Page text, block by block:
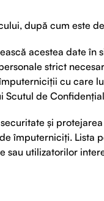
după cum este
acestea date
strict
cu care
de
și
împuterniciți. Lista
sau utilizatorilor